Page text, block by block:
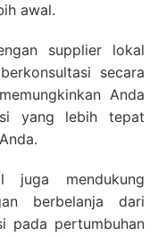
awal.
supplier lokal
secara
Anda
yang lebih tepat
juga mendukung
berbelanja dari
pada pertumbuhan